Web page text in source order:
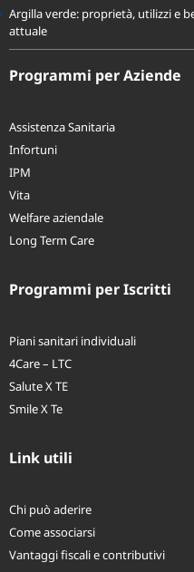
Argilla verde: proprietà, utilizzi e
attuale
Programmi per Aziende
Assistenza Sanitaria
Infortuni
IPM
Vita
Welfare aziendale
Long Term Care
Programmi per Iscritti
Piani sanitari individuali
4Care – LTC
Salute X TE
Smile X Te
Link utili
Chi può aderire
Come associarsi
Vantaggi fiscali e contributivi